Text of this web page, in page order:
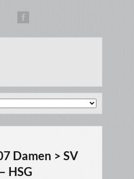
Damen > SV
HSG